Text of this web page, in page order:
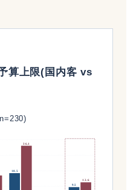
算上限(国内客 vs
18.5
36.1
9.5
12.6